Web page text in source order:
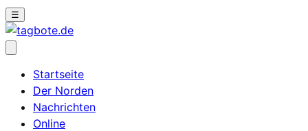
☰
Startseite
Der Norden
Nachrichten
Online